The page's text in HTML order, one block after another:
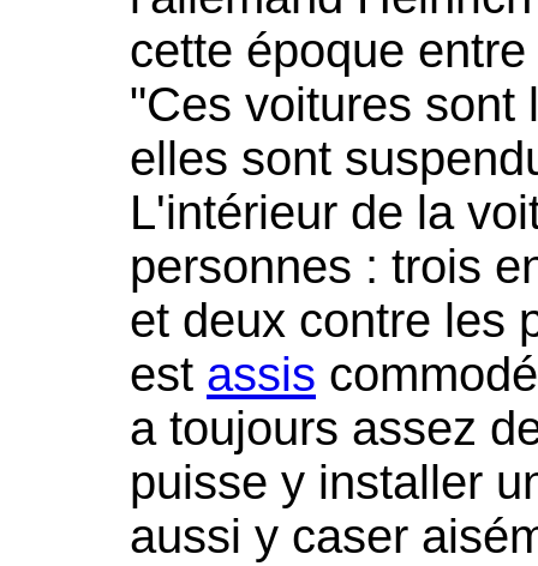
cette époque
"Ces voitures sont
elles sont
L'intérieur de la
personnes : trois
et deux contre les
est assis
a toujours assez
puisse y installer
aussi y caser